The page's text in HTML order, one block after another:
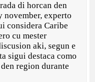
di horcan den
experto
considera Caribe
cu mester
aki, segun e
sigui destaca como
region durante